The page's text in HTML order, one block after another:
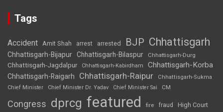
Tags
Accident Amit Shah arrest arrested BJP Chhattisgarh
Chhattisgarh-Bijapur Chhattisgarh-Bilaspur Chhattisgarh-Durg
Chhattisgarh-Jagdalpur Chhattisgarh-Kabirdham Chhattisgarh-Korba
Chhattisgarh-Raigarh Chhattisgarh-Raipur
Chhattisgarh-Sukma
Chief Minister
Chief Minister Dr. Yadav Chief Minister Sai CM
Congress dprcg featured fire fraud High Court